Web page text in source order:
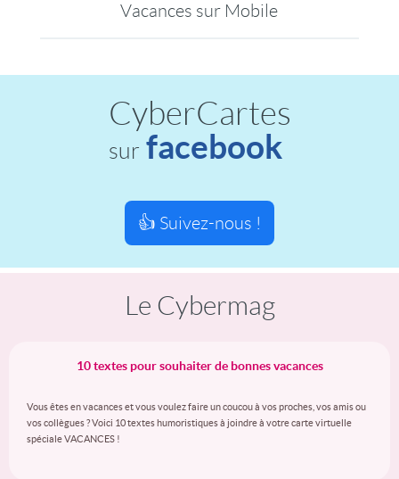
Vacances sur Mobile
CyberCartes
sur facebook
👍 Suivez-nous !
Le Cybermag
10 textes pour souhaiter de bonnes vacances
Vous êtes en vacances et vous voulez faire un coucou à vos proches, vos amis ou
vos collègues ? Voici 10 textes humoristiques à joindre à votre carte virtuelle
spéciale VACANCES !